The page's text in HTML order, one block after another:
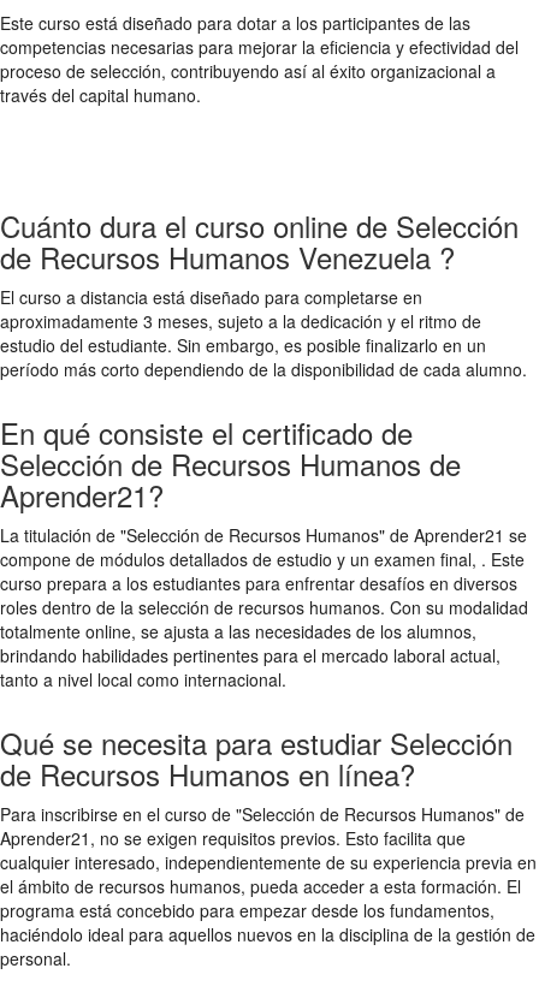
Este curso está diseñado para dotar a los participantes de las
competencias necesarias para mejorar la eficiencia y efectividad del
proceso de selección, contribuyendo así al éxito organizacional a
través del capital humano.
Cuánto dura el curso online de Selección
de Recursos Humanos Venezuela ?
El curso a distancia está diseñado para completarse en
aproximadamente 3 meses, sujeto a la dedicación y el ritmo de
estudio del estudiante. Sin embargo, es posible finalizarlo en un
período más corto dependiendo de la disponibilidad de cada alumno.
En qué consiste el certificado de
Selección de Recursos Humanos de
Aprender21?
La titulación de "Selección de Recursos Humanos" de Aprender21 se
compone de módulos detallados de estudio y un examen final, . Este
curso prepara a los estudiantes para enfrentar desafíos en diversos
roles dentro de la selección de recursos humanos. Con su modalidad
totalmente online, se ajusta a las necesidades de los alumnos,
brindando habilidades pertinentes para el mercado laboral actual,
tanto a nivel local como internacional.
Qué se necesita para estudiar Selección
de Recursos Humanos en línea?
Para inscribirse en el curso de "Selección de Recursos Humanos" de
Aprender21, no se exigen requisitos previos. Esto facilita que
cualquier interesado, independientemente de su experiencia previa en
el ámbito de recursos humanos, pueda acceder a esta formación. El
programa está concebido para empezar desde los fundamentos,
haciéndolo ideal para aquellos nuevos en la disciplina de la gestión de
personal.